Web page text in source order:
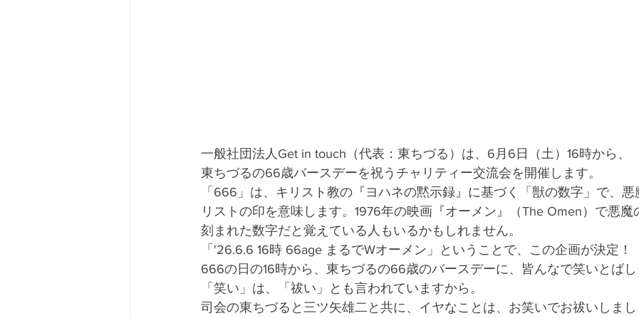
一般社団法人Get in touch（代表：東ちづる）は、6月6日（土）16時から、
東ちづるの66歳バースデーを祝うチャリティー交流会を開催します。
「666」は、キリスト教の『ヨハネの黙示録』に基づく「獣の数字」で、悪
リストの印を意味します。1976年の映画『オーメン』（The Omen）で悪魔
刻まれた数字だと覚えている人もいるかもしれません。
「'26.6.6 16時 66age まるでWオーメン」ということで、この企画が決定！
666の日の16時から、東ちづるの66歳のバースデーに、皆んなで笑いとばし
「笑い」は、「祓い」とも言われていますから。
司会の東ちづると三ツ矢雄二と共に、イヤなことは、お笑いでお祓いしまし